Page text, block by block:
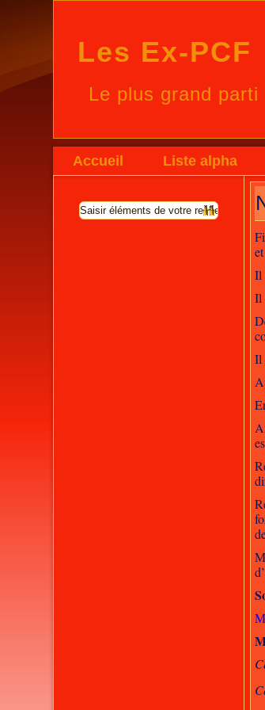
Les Ex-PCF
Le plus grand parti
Accueil Liste alpha
Il
Il
Il